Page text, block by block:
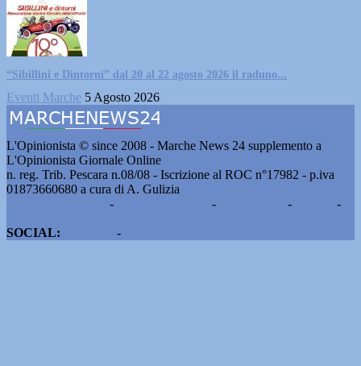
“Sibillini e Dintorni” dal 20 al 22 agosto 2026 il raduno...
Eventi Marche 5 Agosto 2026
L'Opinionista © since 2008 - Marche News 24 supplemento a
L'Opinionista Giornale Online
n. reg. Trib. Pescara n.08/08 - Iscrizione al ROC n°17982 - p.iva
01873660680 a cura di A. Gulizia
- - -
-
SOCIAL:
-